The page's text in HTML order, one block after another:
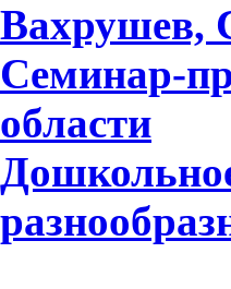
Вахрушев,
Семинар-
области